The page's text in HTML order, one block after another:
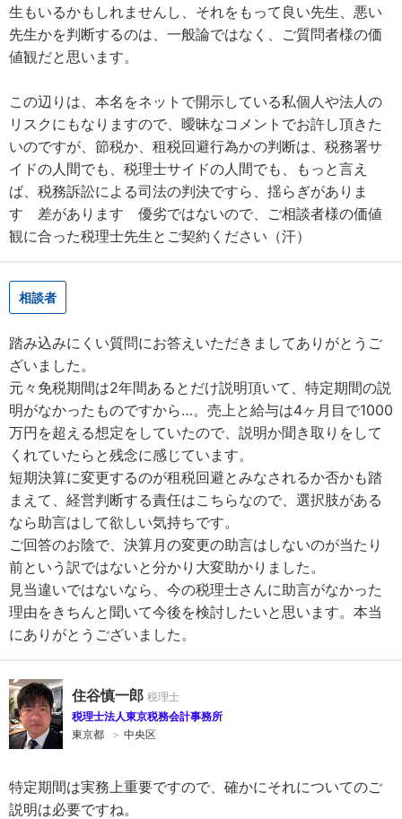
生もいるかもしれませんし、それをもって良い先生、悪い
先生かを判断するのは、一般論ではなく、ご質問者様の価
値観だと思います。
この辺りは、本名をネットで開示している私個人や法人の
リスクにもなりますので、曖昧なコメントでお許し頂きた
いのですが、節税か、租税回避行為かの判断は、税務署サ
イドの人間でも、税理士サイドの人間でも、もっと言え
ば、税務訴訟による司法の判決ですら、揺らぎがありま
す 差があります 優劣ではないので、ご相談者様の価値
観に合った税理士先生とご契約ください（汗）
相談者
踏み込みにくい質問にお答えいただきましてありがとうご
ざいました。
元々免税期間は2年間あるとだけ説明頂いて、特定期間の説
明がなかったものですから…。売上と給与は4ヶ月目で1000
万円を超える想定をしていたので、説明か聞き取りをして
くれていたらと残念に感じています。
短期決算に変更するのが租税回避とみなされるか否かも踏
まえて、経営判断する責任はこちらなので、選択肢がある
なら助言はして欲しい気持ちです。
ご回答のお陰で、決算月の変更の助言はしないのが当たり
前という訳ではないと分かり大変助かりました。
見当違いではないなら、今の税理士さんに助言がなかった
理由をきちんと聞いて今後を検討したいと思います。本当
にありがとうございました。
住谷慎一郎
税理士法人東京税務会計事務所
東京都
＞ 中央区
特定期間は実務上重要ですので、確かにそれについてのご
説明は必要ですね。